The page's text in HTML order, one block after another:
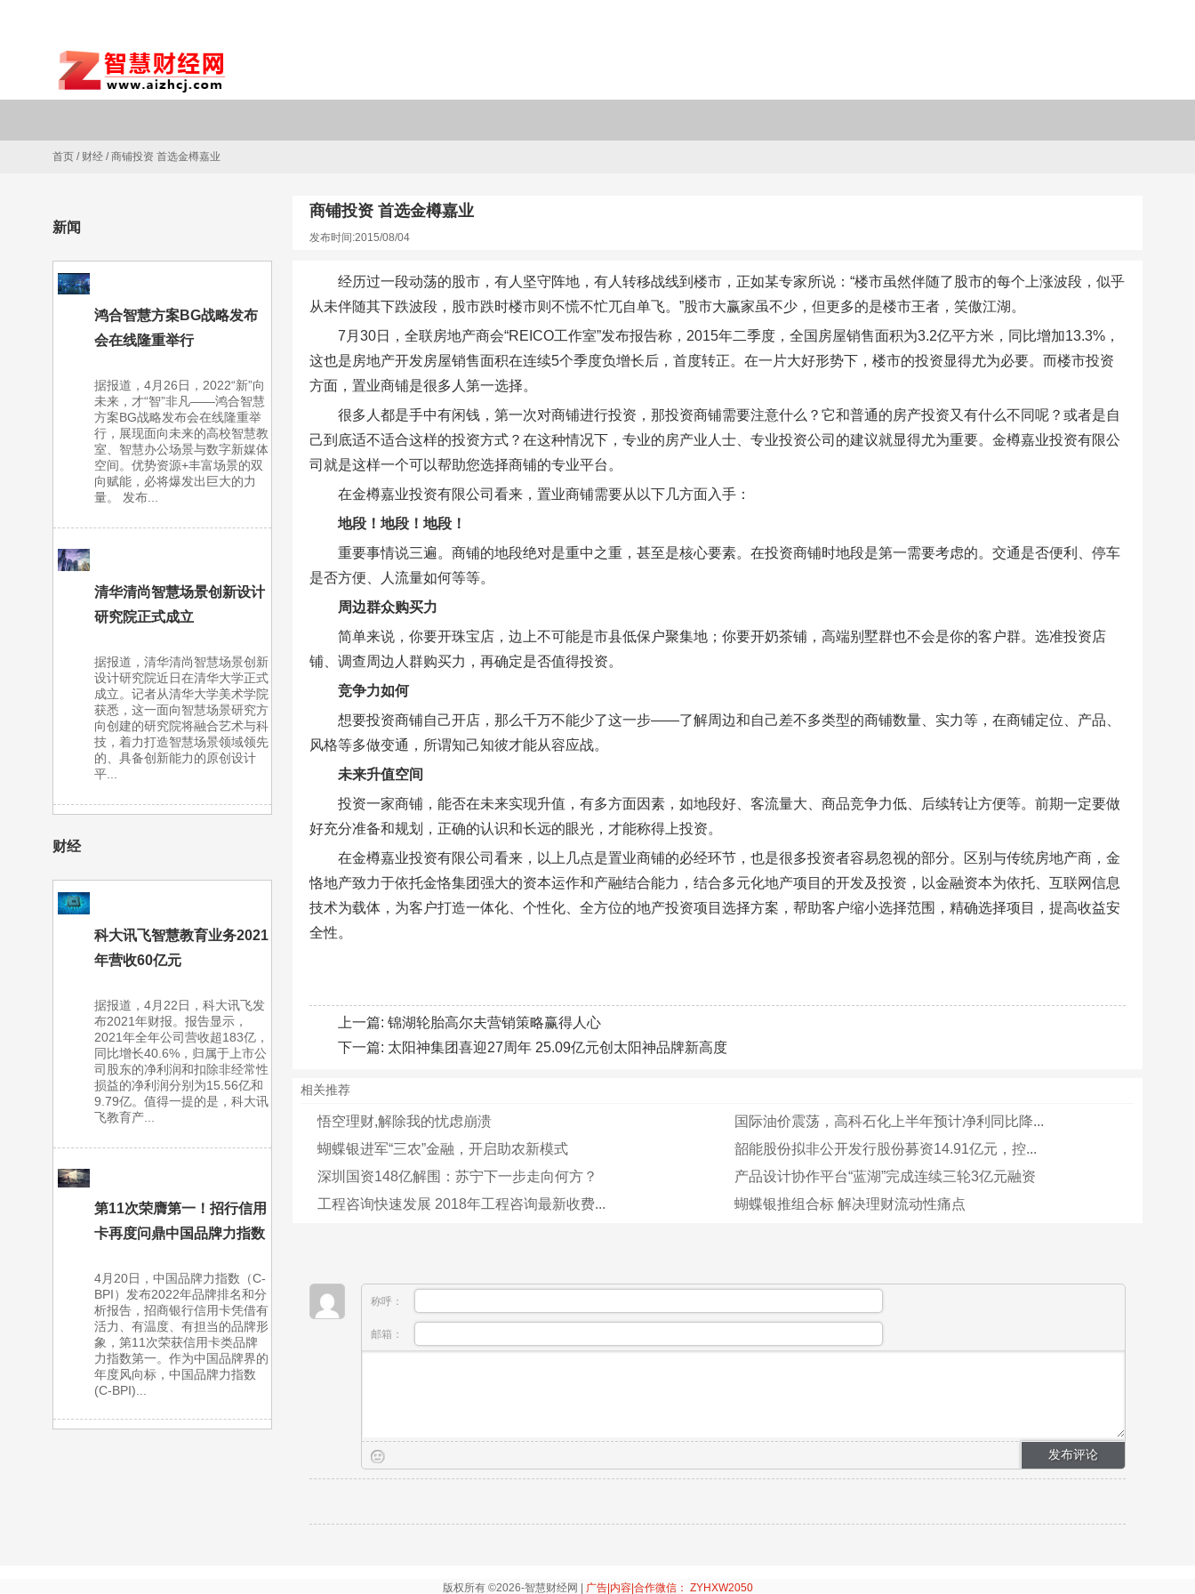
首页 / 财经 /商铺投资 首选金樽嘉业
新闻
鸿合智慧方案BG战略发布
会在线隆重举行
据报道，4月26日，2022“新”向
未来，才“智”非凡——鸿合智慧
方案BG战略发布会在线隆重举
行，展现面向未来的高校智慧教
室、智慧办公场景与数字新媒体
空间。优势资源+丰富场景的双
向赋能，必将爆发出巨大的力
量。 发布...
清华清尚智慧场景创新设计
研究院正式成立
据报道，清华清尚智慧场景创新
设计研究院近日在清华大学正式
成立。记者从清华大学美术学院
获悉，这一面向智慧场景研究方
向创建的研究院将融合艺术与科
技，着力打造智慧场景领域领先
的、具备创新能力的原创设计
平...
财经
科大讯飞智慧教育业务2021
年营收60亿元
据报道，4月22日，科大讯飞发
布2021年财报。报告显示，
2021年全年公司营收超183亿，
同比增长40.6%，归属于上市公
司股东的净利润和扣除非经常性
损益的净利润分别为15.56亿和
9.79亿。值得一提的是，科大讯
飞教育产...
第11次荣膺第一！招行信用
卡再度问鼎中国品牌力指数
4月20日，中国品牌力指数（C-
BPI）发布2022年品牌排名和分
析报告，招商银行信用卡凭借有
活力、有温度、有担当的品牌形
象，第11次荣获信用卡类品牌
力指数第一。作为中国品牌界的
年度风向标，中国品牌力指数
(C-BPI)...
商铺投资 首选金樽嘉业
发布时间:2015/08/04
经历过一段动荡的股市，有人坚守阵地，有人转移战线到楼市，正如某专家所说：“楼市虽然伴随了股市的每个上涨波段，似乎
从未伴随其下跌波段，股市跌时楼市则不慌不忙兀自单飞。”股市大赢家虽不少，但更多的是楼市王者，笑傲江湖。
7月30日，全联房地产商会“REICO工作室”发布报告称，2015年二季度，全国房屋销售面积为3.2亿平方米，同比增加13.3%，
这也是房地产开发房屋销售面积在连续5个季度负增长后，首度转正。在一片大好形势下，楼市的投资显得尤为必要。而楼市投资
方面，置业商铺是很多人第一选择。
很多人都是手中有闲钱，第一次对商铺进行投资，那投资商铺需要注意什么？它和普通的房产投资又有什么不同呢？或者是自
己到底适不适合这样的投资方式？在这种情况下，专业的房产业人士、专业投资公司的建议就显得尤为重要。金樽嘉业投资有限公
司就是这样一个可以帮助您选择商铺的专业平台。
在金樽嘉业投资有限公司看来，置业商铺需要从以下几方面入手：
地段！地段！地段！
重要事情说三遍。商铺的地段绝对是重中之重，甚至是核心要素。在投资商铺时地段是第一需要考虑的。交通是否便利、停车
是否方便、人流量如何等等。
周边群众购买力
简单来说，你要开珠宝店，边上不可能是市县低保户聚集地；你要开奶茶铺，高端别墅群也不会是你的客户群。选准投资店
铺、调查周边人群购买力，再确定是否值得投资。
竞争力如何
想要投资商铺自己开店，那么千万不能少了这一步——了解周边和自己差不多类型的商铺数量、实力等，在商铺定位、产品、
风格等多做变通，所谓知己知彼才能从容应战。
未来升值空间
投资一家商铺，能否在未来实现升值，有多方面因素，如地段好、客流量大、商品竞争力低、后续转让方便等。前期一定要做
好充分准备和规划，正确的认识和长远的眼光，才能称得上投资。
在金樽嘉业投资有限公司看来，以上几点是置业商铺的必经环节，也是很多投资者容易忽视的部分。区别与传统房地产商，金
恪地产致力于依托金恪集团强大的资本运作和产融结合能力，结合多元化地产项目的开发及投资，以金融资本为依托、互联网信息
技术为载体，为客户打造一体化、个性化、全方位的地产投资项目选择方案，帮助客户缩小选择范围，精确选择项目，提高收益安
全性。
上一篇: 锦湖轮胎高尔夫营销策略赢得人心
下一篇: 太阳神集团喜迎27周年 25.09亿元创太阳神品牌新高度
相关推荐
悟空理财,解除我的忧虑崩溃
国际油价震荡，高科石化上半年预计净利同比降...
蝴蝶银进军“三农”金融，开启助农新模式
韶能股份拟非公开发行股份募资14.91亿元，控...
深圳国资148亿解围：苏宁下一步走向何方？
产品设计协作平台“蓝湖”完成连续三轮3亿元融资
工程咨询快速发展 2018年工程咨询最新收费...
蝴蝶银推组合标 解决理财流动性痛点
称呼：
邮箱：
版权所有 ©2026-智慧财经网 | 广告|内容|合作微信： ZYHXW2050